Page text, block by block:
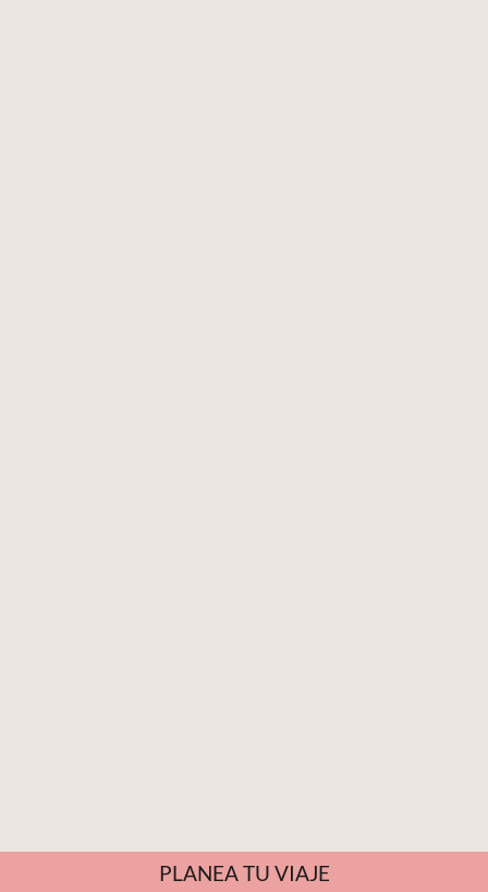
PLANEA TU VIAJE